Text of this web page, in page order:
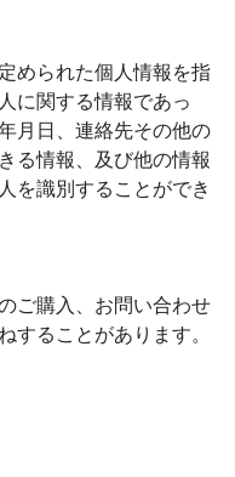
められた個人情報を指
に関する情報であっ
月日、連絡先その他の
る情報、及び他の情報
を識別することができ
ご購入、お問い合わせ
することがあります。